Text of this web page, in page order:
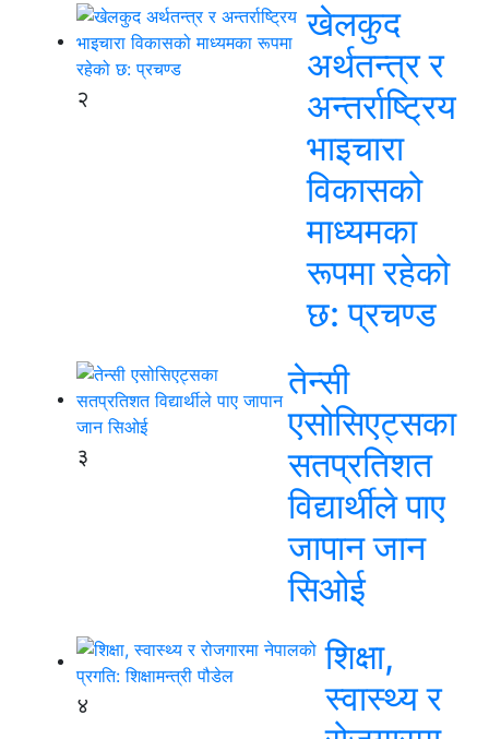
२
खेलकुद
अर्थतन्त्र र
अन्तर्राष्ट्रिय
भाइचारा
विकासको
माध्यमका
रूपमा रहेको
छ: प्रचण्ड
३
तेन्सी
एसोसिएट्सका
सतप्रतिशत
विद्यार्थीले पाए
जापान जान
सिओई
४
शिक्षा,
स्वास्थ्य र